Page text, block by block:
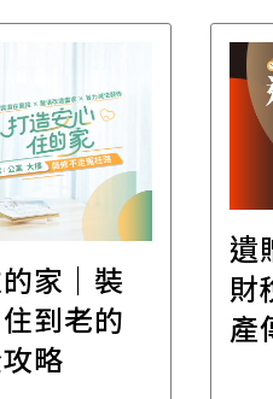
家｜裝
到老的
略
遺
財
產